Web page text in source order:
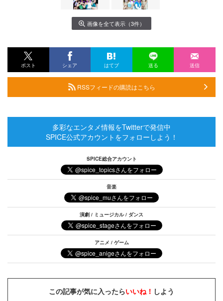
画像を全て表示（3件）
ポスト シェア はてブ 送る 送信
RSSフィードの購読はこちら
多彩なエンタメ情報をTwitterで発信中
SPICE公式アカウントをフォローしよう！
SPICE総合アカウント
音楽
演劇 / ミュージカル / ダンス
アニメ / ゲーム
この記事が気に入ったらいいね！ しよう